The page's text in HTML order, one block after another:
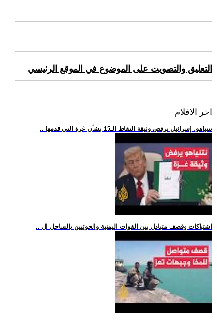
التعليق والتصويت على الموضوع في الموقع الرئيسي
اخر الافلام
.. نتنياهو: إسرائيل ترفض وثيقة النقاط الـ15 بشأن غزة التي قدمها
.. اشتباكات وقصف متبادل بين القوات اليمنية والحوثيين بالساحل ال